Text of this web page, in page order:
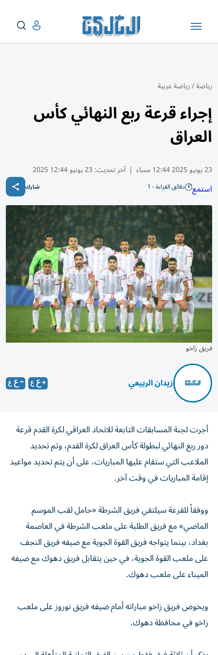
رياضة/رياضة عربية
إجراء قرعة ربع النهائي كأس
العراق
23 يونيو 2025 12:44 مساء | آخر تحديث: 23 يونيو 12:44 2025
استمع دقائق القراءة - 1 شارك
فريق زاخو
زيدان الربيعي
أجرت لجنة المسابقات التابعة للاتحاد العراقي لكرة القدم قرعة
دور ربع النهائي لبطولة كأس العراق لكرة القدم، وتم تحديد
الملاعب التي ستقام عليها المباريات، على أن يتم تحديد مواعيد
إقامة المباريات في وقت آخر.
ووفقاً للقرعة سيلتقي فريق الشرطة «حامل لقب الموسم
الماضي» مع فريق الطلبة على ملعب الشرطة في العاصمة
بغداد، بينما يتواجه فريق القوة الجوية مع ضيفه فريق النجف
على ملعب القوة الجوية، في حين يتقابل فريق دهوك مع ضيفه
الميناء على ملعب دهوك.
ويخوض فريق زاخو مباراته أمام ضيفه فريق نوروز على ملعب
زاخو في محافظة دهوك.